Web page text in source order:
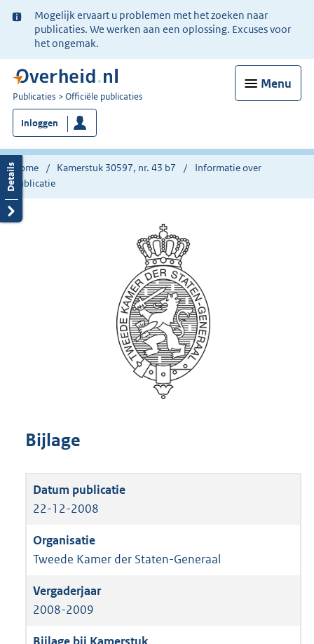
Ter
informatie:
Mogelijk ervaart u problemen met het zoeken naar
publicaties. We werken aan een oplossing. Excuses voor
het ongemak.
Menu
U
bent
nu
hier:
Publicaties Officiële publicaties
Inloggen
Home Kamerstuk 30597, nr. 43 b7
Informatie over
publicatie
Bijlage
22-12-2008
Tweede Kamer der Staten-Generaal
2008-2009